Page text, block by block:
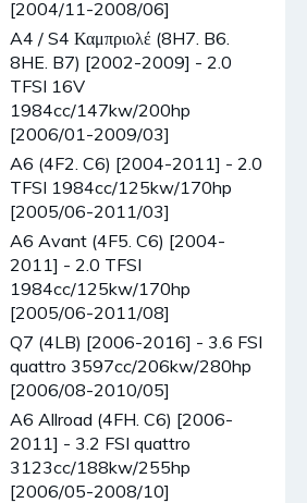
[2004/11-2008/06]
A4 / S4 Καμπριολέ (8H7. B6.
8HE. B7) [2002-2009] - 2.0
TFSI 16V
1984cc/147kw/200hp
[2006/01-2009/03]
A6 (4F2. C6) [2004-2011] - 2.0
TFSI 1984cc/125kw/170hp
[2005/06-2011/03]
A6 Avant (4F5. C6) [2004-
2011] - 2.0 TFSI
1984cc/125kw/170hp
[2005/06-2011/08]
Q7 (4LB) [2006-2016] - 3.6 FSI
quattro 3597cc/206kw/280hp
[2006/08-2010/05]
A6 Allroad (4FH. C6) [2006-
2011] - 3.2 FSI quattro
3123cc/188kw/255hp
[2006/05-2008/10]